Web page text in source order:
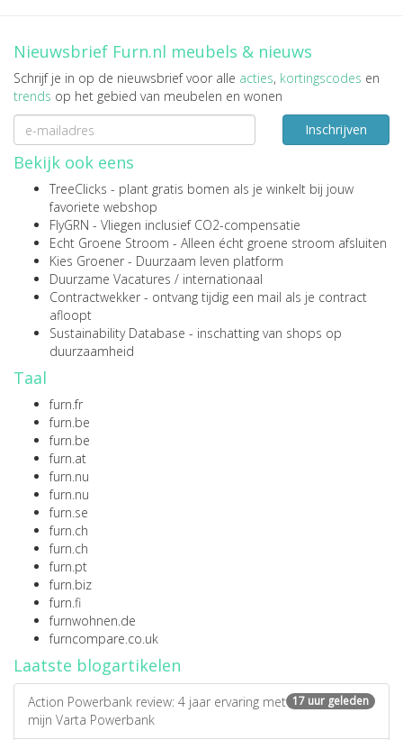
Nieuwsbrief Furn.nl meubels & nieuws
Schrijf je in op de nieuwsbrief voor alle acties, kortingscodes en
trends op het gebied van meubelen en wonen
Inschrijven
Bekijk ook eens
TreeClicks - plant gratis bomen als je winkelt bij jouw
favoriete webshop
FlyGRN - Vliegen inclusief CO2-compensatie
Echt Groene Stroom - Alleen écht groene stroom afsluiten
Kies Groener - Duurzaam leven platform
Duurzame Vacatures / internationaal
Contractwekker - ontvang tijdig een mail als je contract
afloopt
Sustainability Database - inschatting van shops op
duurzaamheid
Taal
furn.fr
furn.be
furn.be
furn.at
furn.nu
furn.nu
furn.se
furn.ch
furn.ch
furn.pt
furn.biz
furn.fi
furnwohnen.de
furncompare.co.uk
Laatste blogartikelen
17 uur geleden
Action Powerbank review: 4 jaar ervaring met
mijn Varta Powerbank